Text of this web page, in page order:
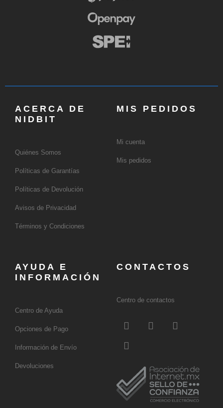
ACERCA DE
NIDBIT
Quiénes Somos
Políticas de Garantías
Políticas de Devolución
Avisos de Privacidad
Términos y Condiciones
MIS PEDIDOS
Mi cuenta
Mis pedidos
AYUDA E
INFORMACIÓN
Centro de Ayuda
Opciones de Pago
Información de Envío
Devoluciones
CONTACTOS
Centro de contactos
F
a
c
e
o
k
X
-
t
t
e
r
I
n
g
r
a
m
L
i
n
k
i
n
-